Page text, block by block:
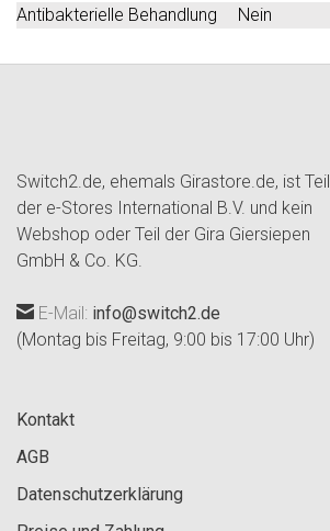
Antibakterielle Behandlung
Nein
Switch2.de, ehemals Girastore.de, ist Teil
der e-Stores International B.V. und kein
Webshop oder Teil der Gira Giersiepen
GmbH & Co. KG.
E-Mail: info@switch2.de
(Montag bis Freitag, 9:00 bis 17:00 Uhr)
Kontakt
AGB
Datenschutzerklärung